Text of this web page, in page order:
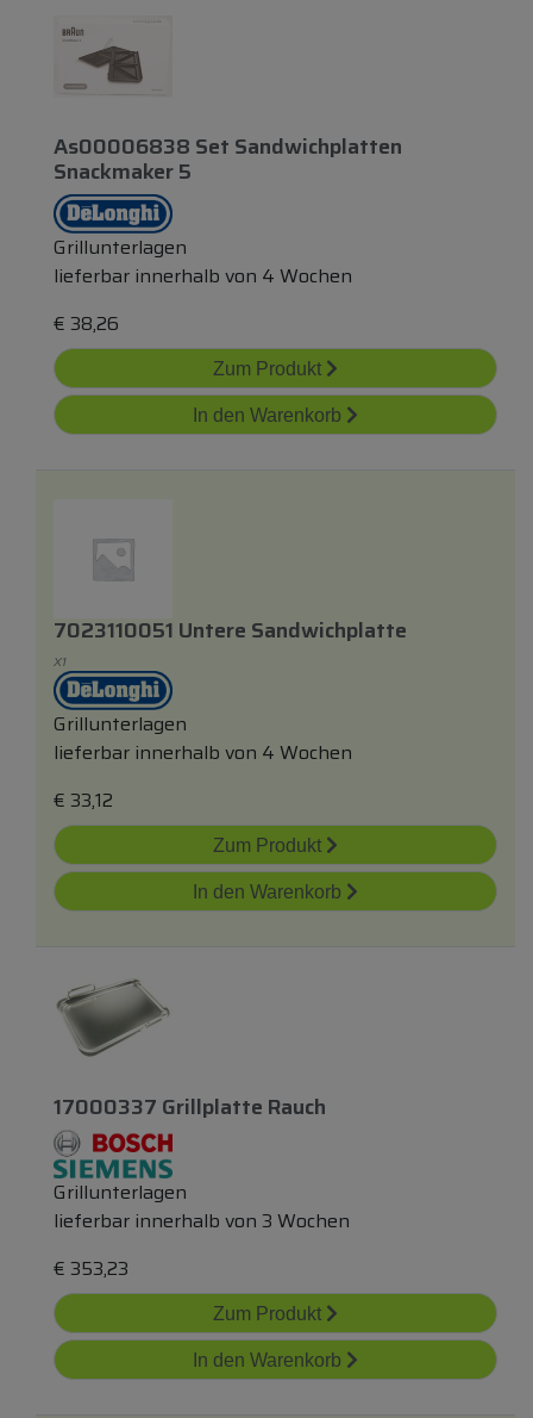
As00006838 Set Sandwichplatten
Snackmaker 5
Grillunterlagen
lieferbar innerhalb von 4 Wochen
€ 38,26
Zum Produkt
In den Warenkorb
7023110051 Untere Sandwichplatte
X1
Grillunterlagen
lieferbar innerhalb von 4 Wochen
€ 33,12
Zum Produkt
In den Warenkorb
17000337 Grillplatte Rauch
Grillunterlagen
lieferbar innerhalb von 3 Wochen
€ 353,23
Zum Produkt
In den Warenkorb